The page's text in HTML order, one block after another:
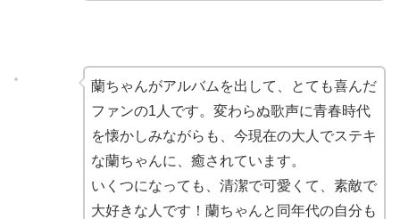
蘭ちゃんがアルバムを出して、とても喜んだ
ファンの1人です。変わらぬ歌声に青春時代
を懐かしみながらも、今現在の大人でステキ
な蘭ちゃんに、癒されています。
いくつになっても、清潔で可愛くて、素敵で
大好きな人です！蘭ちゃんと同年代の自分も